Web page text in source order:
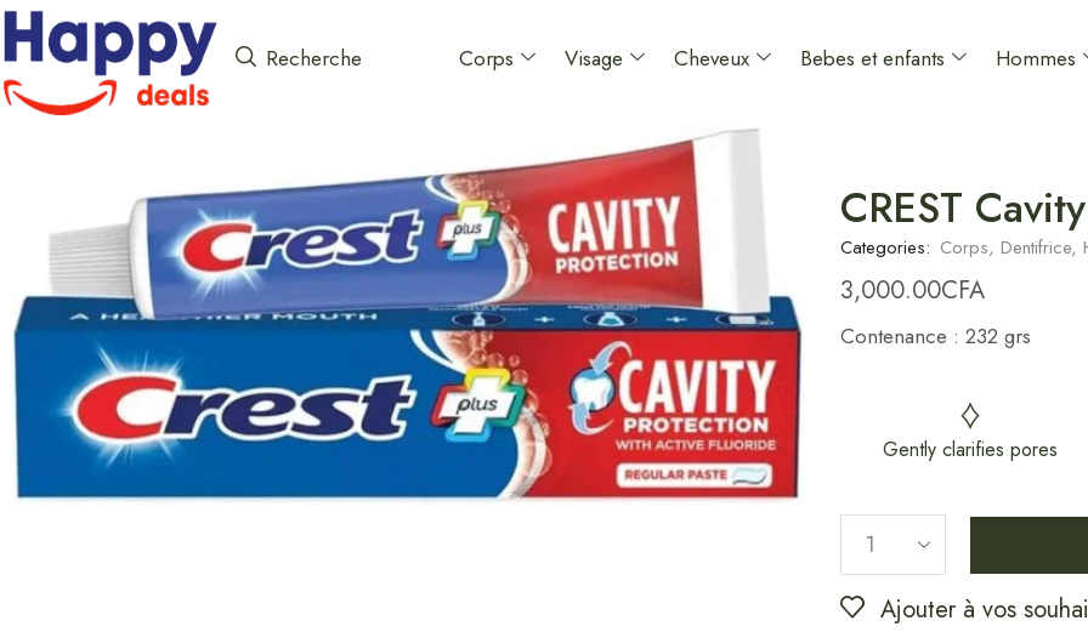
Recherche Corps Visage Cheveux Bebes et enfants Hommes
CREST
Categories: Corps, Dentifrice,
3,000.00CFA
Contenance : 232 grs
Gently clarifies pores
Ajouter à vos